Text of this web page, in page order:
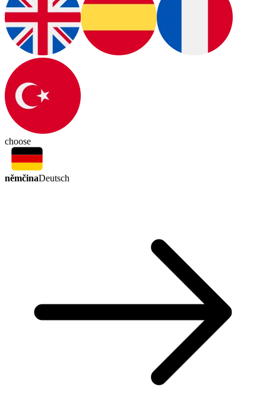
choose
němčinaDeutsch